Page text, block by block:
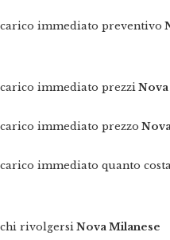
immediato preventivo
immediato prezzi Nova
immediato prezzo
immediato quanto
rivolgersiNova Milanese